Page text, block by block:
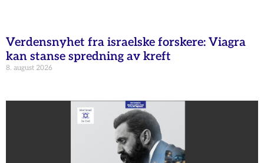
Verdensnyhet fra israelske forskere: Viagra
kan stanse spredning av kreft
8. august 2026